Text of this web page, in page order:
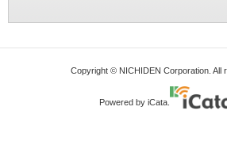
Copyright © NICHIDEN Corporation. All
Powered by iCata.